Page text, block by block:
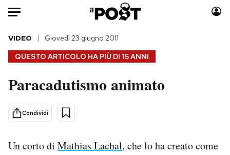
Auto
HOME
Italia
Politica
Internet
Moda
Ok Boomer!
QUESTO ARTICOLO HA PIÙ DI 15 ANNI
VIDEO Giovedì 23 giugno 2011
Paracadutismo animato
Condividi
Un corto di Mathias Lachal, che lo ha creato come